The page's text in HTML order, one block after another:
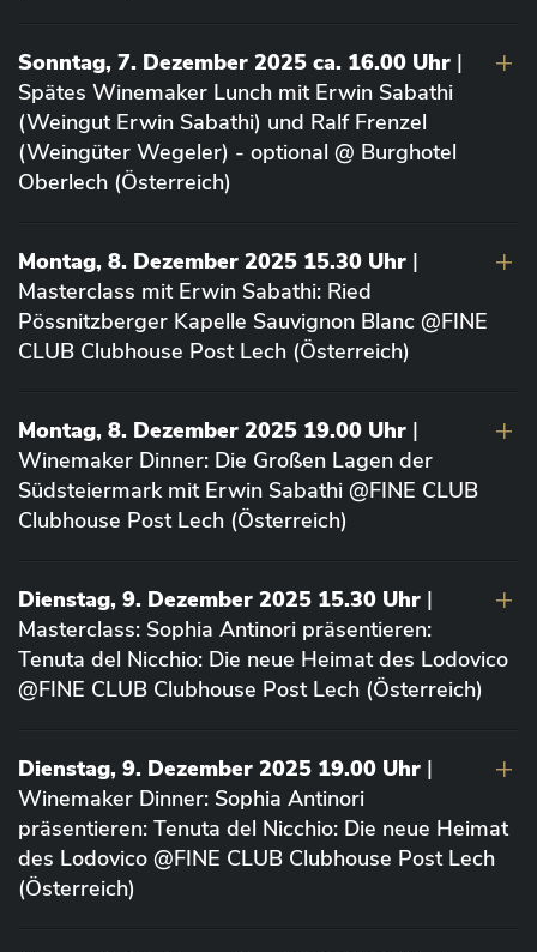
Sonntag, 7. Dezember 2025 ca. 16.00 Uhr |
Spätes Winemaker Lunch mit Erwin Sabathi
(Weingut Erwin Sabathi) und Ralf Frenzel
(Weingüter Wegeler) - optional @ Burghotel
Oberlech (Österreich)
Montag, 8. Dezember 2025 15.30 Uhr |
Masterclass mit Erwin Sabathi: Ried
Pössnitzberger Kapelle Sauvignon Blanc @FINE
CLUB Clubhouse Post Lech (Österreich)
Montag, 8. Dezember 2025 19.00 Uhr |
Winemaker Dinner: Die Großen Lagen der
Südsteiermark mit Erwin Sabathi @FINE CLUB
Clubhouse Post Lech (Österreich)
Dienstag, 9. Dezember 2025 15.30 Uhr |
Masterclass: Sophia Antinori präsentieren:
Tenuta del Nicchio: Die neue Heimat des Lodovico
@FINE CLUB Clubhouse Post Lech (Österreich)
Dienstag, 9. Dezember 2025 19.00 Uhr |
Winemaker Dinner: Sophia Antinori
präsentieren: Tenuta del Nicchio: Die neue Heimat
des Lodovico @FINE CLUB Clubhouse Post Lech
(Österreich)